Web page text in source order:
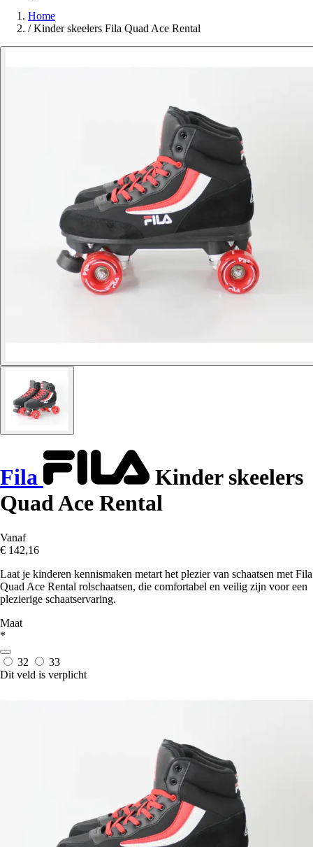
Home
/ Kinder skeelers Fila Quad Ace Rental
Fila
Kinder skeelers
Quad Ace Rental
Vanaf
€ 142,16
Laat je kinderen kennismaken metart het plezier van schaatsen met Fila
Quad Ace Rental rolschaatsen, die comfortabel en veilig zijn voor een
plezierige schaatservaring.
Maat
*
32
33
Dit veld is verplicht